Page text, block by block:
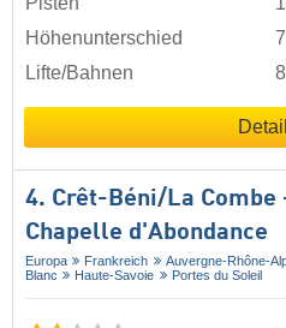
Höhenunterschied
Lifte/Bahnen
8
4. Crêt-Béni/​La Combe
Chapelle d'Abondance
Europa Frankreich Auvergne-Rhône-
Blanc
Haute-Savoie Portes du Soleil